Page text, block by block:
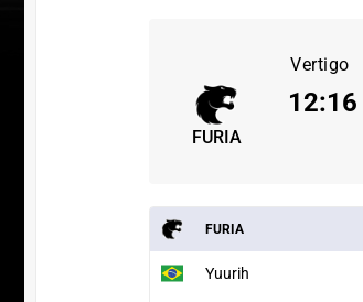
Vertigo
FURIA
12:16
FURIA
Yuurih